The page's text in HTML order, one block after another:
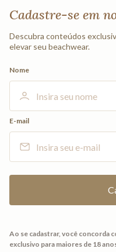
Cadastre-se em
Descubra conteúdos
elevar seu beachwear.
Nome
E-mail
Ao se cadastrar, você concorda
exclusivo para maiores de 18